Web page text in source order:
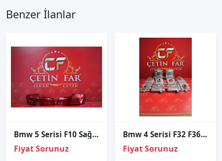
Benzer İlanlar
Bmw 5 Serisi F10 Sağ Sol Set Stop Sıfır Ithal
Fiyat Sorunuz
Bmw 4 Serisi F32 F36 Xenon Beyni Sıfır
Fiyat Sorunuz